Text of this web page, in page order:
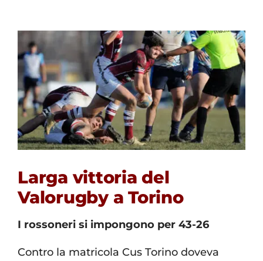
Larga vittoria del
Valorugby a Torino
I rossoneri si impongono per 43-26
Contro la matricola Cus Torino doveva